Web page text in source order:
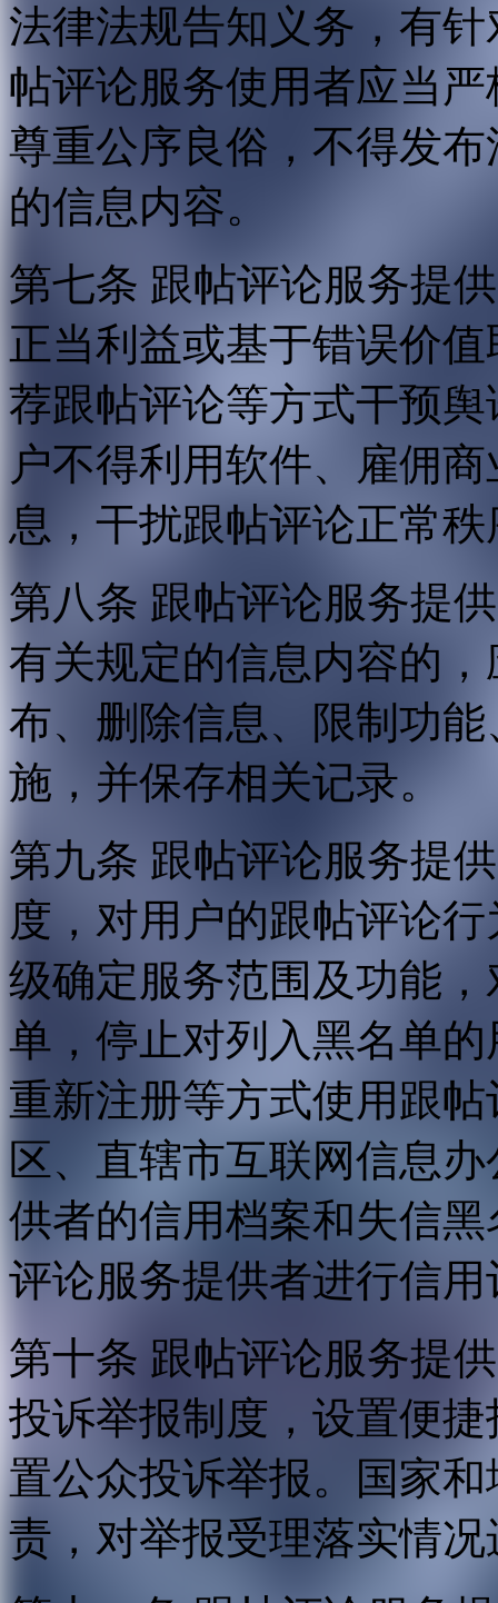
法律法规告知义务，有
帖评论服务使用者应当
尊重公序良俗，不得发
的信息内容。
第七条 跟帖评论服务提
正当利益或基于错误价
荐跟帖评论等方式干预
户不得利用软件、雇佣
息，干扰跟帖评论正常
第八条 跟帖评论服务提
有关规定的信息内容的
布、删除信息、限制功
施，并保存相关记录。
第九条 跟帖评论服务提
度，对用户的跟帖评论
级确定服务范围及功能
单，停止对列入黑名单
重新注册等方式使用跟
区、直辖市互联网信息
供者的信用档案和失信
评论服务提供者进行信用
第十条 跟帖评论服务提
投诉举报制度，设置便
置公众投诉举报。国家
责，对举报受理落实情